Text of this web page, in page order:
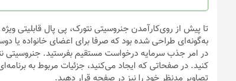
به‌گونه‌ای طراحی شده بود که صرفا برای اعضای خانواده یا
در امر جذب سرمایه درخواست مستقیم بفرستید.
کنید. در صفحاتی که ایجاد می‌کنید، جزئیات مربوط به
تصاویر مدنظر خود را نیز در صفحه قرار دهید.